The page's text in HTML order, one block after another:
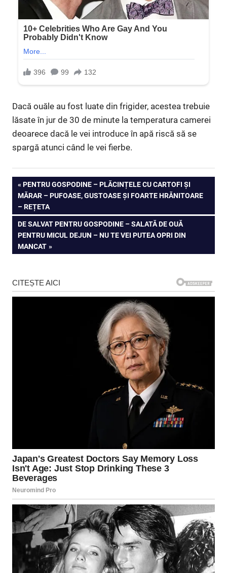
Dacă ouăle au fost luate din frigider, acestea trebuie
lăsate în jur de 30 de minute la temperatura camerei
deoarece dacă le vei introduce în apă riscă să se
spargă atunci când le vei fierbe.
Navigare
în
articole
PREVIOUS
POST:
PENTRU GOSPODINE – PLĂCINȚELE CU CARTOFI ȘI
MĂRAR – PUFOASE, GUSTOASE ȘI FOARTE HRĂNITOARE
– REȚETA
NEXT
POST:
DE SALVAT PENTRU GOSPODINE – SALATĂ DE OUĂ
PENTRU MICUL DEJUN – NU TE VEI PUTEA OPRI DIN
MANCAT